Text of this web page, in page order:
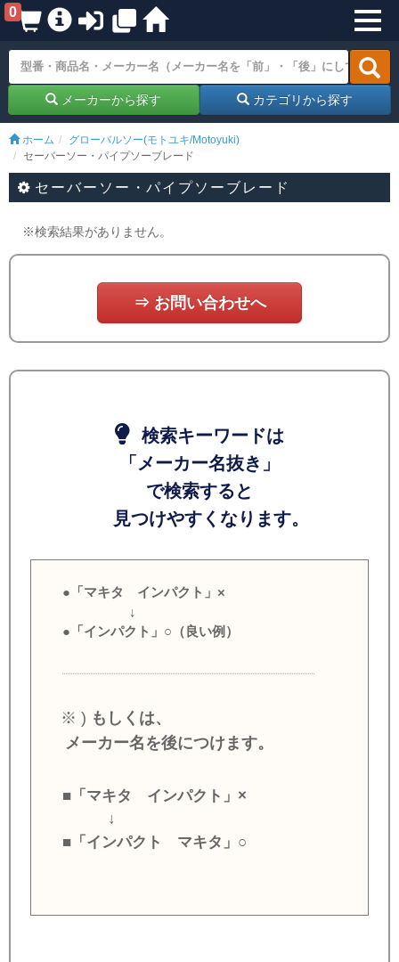
0
メーカーから探す カテゴリから探す
ホーム
グローバルソー(モトユキ/Motoyuki)
セーバーソー・パイプソーブレード
セーバーソー・パイプソーブレード
※検索結果がありません。
⇒ お問い合わせへ
検索キーワードは
「メーカー名抜き」
で検索すると
見つけやすくなります。
●「マキタ インパクト」×
↓
●「インパクト」○（良い例）
※ ) もしくは、
メーカー名を後につけます。
■「マキタ インパクト」×
↓
■「インパクト マキタ」○